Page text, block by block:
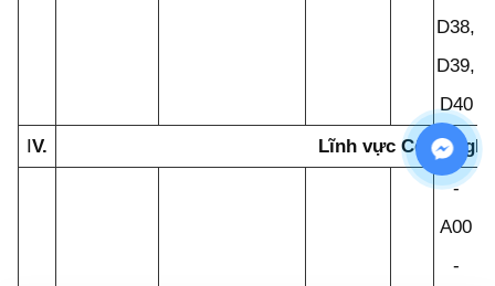
D38,
D39,
D40
IV.
Lĩnh vực Công
-
A00
-